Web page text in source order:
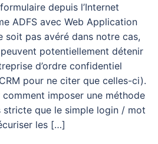
depuis l’Internet
ADFS avec Web Application
soit pas avéré dans notre cas,
potentiellement détenir
d’ordre confidentiel
pour ne citer que celles-ci).
imposer une méthode
stricte que le simple login / mot
les […]